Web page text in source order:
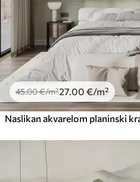
45.00€/m²27 .00 €/m²
Naslikan akvarelom planinski